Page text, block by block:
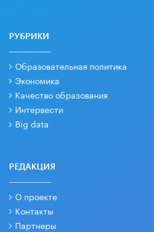
РУБРИКИ
Образовательная политика
Экономика
Качество образования
Интервести
Big data
РЕДАКЦИЯ
О проекте
Контакты
Партнеры